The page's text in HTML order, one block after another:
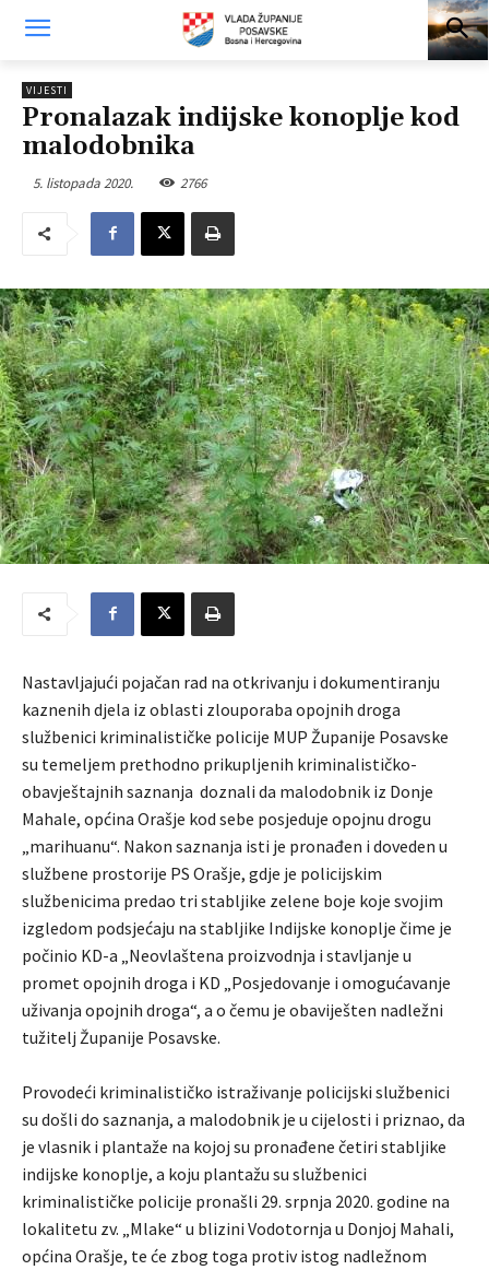
VIJESTI
Pronalazak indijske konoplje kod
malodobnika
5. listopada 2020. 2766
Nastavljajući pojačan rad na otkrivanju i dokumentiranju
kaznenih djela iz oblasti zlouporaba opojnih droga
službenici kriminalističke policije MUP Županije Posavske
su temeljem prethodno prikupljenih kriminalističko-
obavještajnih saznanja doznali da malodobnik iz Donje
Mahale, općina Orašje kod sebe posjeduje opojnu drogu
„marihuanu“. Nakon saznanja isti je pronađen i doveden u
službene prostorije PS Orašje, gdje je policijskim
službenicima predao tri stabljike zelene boje koje svojim
izgledom podsjećaju na stabljike Indijske konoplje čime je
počinio KD-a „Neovlaštena proizvodnja i stavljanje u
promet opojnih droga i KD „Posjedovanje i omogućavanje
uživanja opojnih droga“, a o čemu je obaviješten nadležni
tužitelj Županije Posavske.
Provodeći kriminalističko istraživanje policijski službenici
su došli do saznanja, a malodobnik je u cijelosti i priznao, da
je vlasnik i plantaže na kojoj su pronađene četiri stabljike
indijske konoplje, a koju plantažu su službenici
kriminalističke policije pronašli 29. srpnja 2020. godine na
lokalitetu zv. „Mlake“ u blizini Vodotornja u Donjoj Mahali,
općina Orašje, te će zbog toga protiv istog nadležnom